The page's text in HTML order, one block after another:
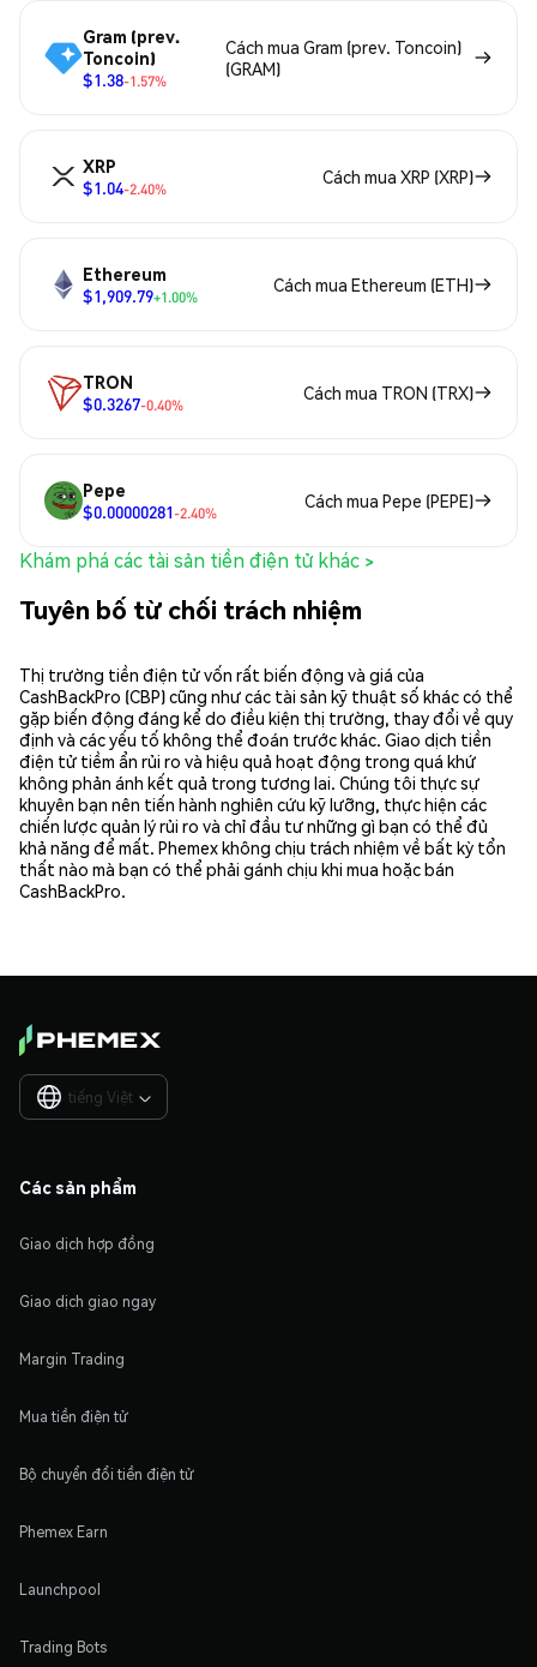
Gram (prev.
Toncoin)
$1.38-1.57%
Cách mua Gram (prev. Toncoin)
(GRAM)
XRP
$1.04-2.40%
Cách mua XRP (XRP)
Ethereum
$1,909.79+1.00%
Cách mua Ethereum (ETH)
TRON
$0.3267-0.40%
Cách mua TRON (TRX)
Pepe
$0.00000281-2.40%
Cách mua Pepe (PEPE)
Khám phá các tài sản tiền điện tử khác >
Tuyên bố từ chối trách nhiệm
Thị trường tiền điện tử vốn rất biến động và giá của
CashBackPro (CBP) cũng như các tài sản kỹ thuật số khác có thể
gặp biến động đáng kể do điều kiện thị trường, thay đổi về quy
định và các yếu tố không thể đoán trước khác. Giao dịch tiền
điện tử tiềm ẩn rủi ro và hiệu quả hoạt động trong quá khứ
không phản ánh kết quả trong tương lai. Chúng tôi thực sự
khuyên bạn nên tiến hành nghiên cứu kỹ lưỡng, thực hiện các
chiến lược quản lý rủi ro và chỉ đầu tư những gì bạn có thể đủ
khả năng để mất. Phemex không chịu trách nhiệm về bất kỳ tổn
thất nào mà bạn có thể phải gánh chịu khi mua hoặc bán
CashBackPro.
tiếng Việt 
Các sản phẩm
Giao dịch hợp đồng
Giao dịch giao ngay
Margin Trading
Mua tiền điện tử
Bộ chuyển đổi tiền điện tử
Phemex Earn
Launchpool
Trading Bots